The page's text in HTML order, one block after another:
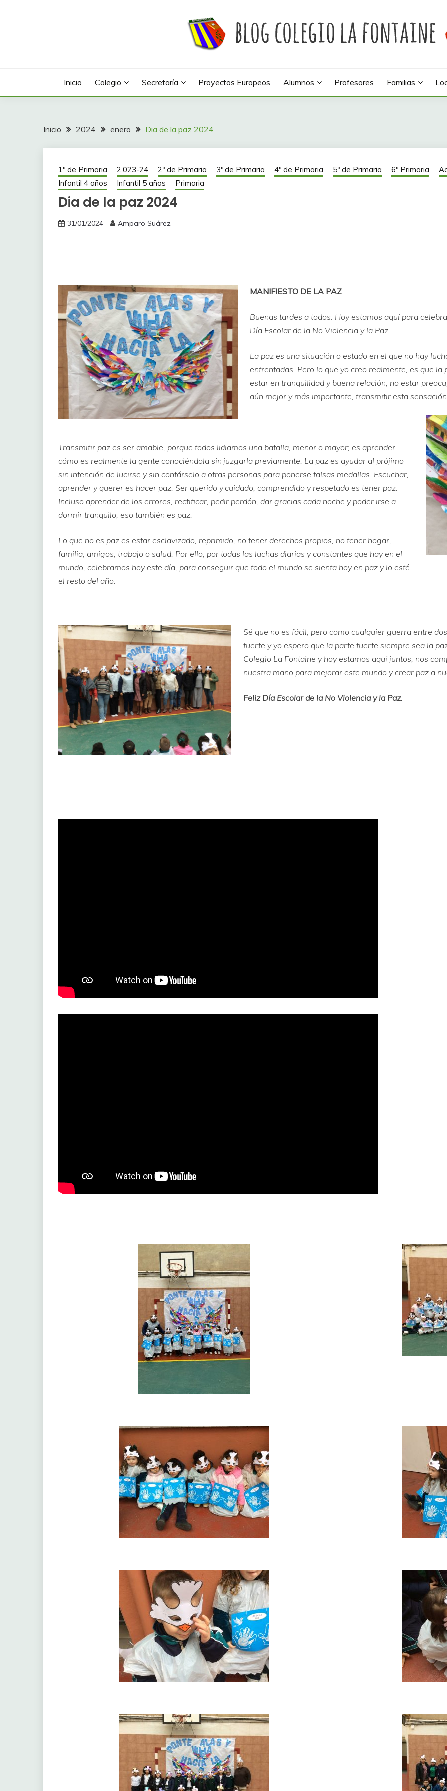
Inicio Colegio Secretaría Proyectos Europeos Alumnos Profesores Familias
Inicio 2024 enero Dia de la paz 2024
1º de Primaria 2.023-24 2º de Primaria 3º de Primaria 4º de Primaria 5º de Primaria 6º Primaria
Infantil 4 años
Infantil 5 años Primaria
Dia de la paz 2024
31/01/2024 Amparo Suárez
MANIFIESTO DE LA PAZ
Buenas tardes a todos. Hoy estamos aquí para
Día Escolar de la No Violencia y la Paz.
La paz es una situación o estado en el que no hay
enfrentadas. Pero lo que yo creo realmente, es que la
estar en tranquilidad y buena relación, no estar
aún mejor y más importante, transmitir esta
Transmitir paz es ser amable, porque todos lidiamos una batalla, menor o mayor; es aprender
cómo es realmente la gente conociéndola sin juzgarla previamente. La paz es ayudar al prójimo
sin intención de lucirse y sin contárselo a otras personas para ponerse falsas medallas. Escuchar,
aprender y querer es hacer paz. Ser querido y cuidado, comprendido y respetado es tener paz.
Incluso aprender de los errores, rectificar, pedir perdón, dar gracias cada noche y poder irse a
dormir tranquilo, eso también es paz.
Lo que no es paz es estar esclavizado, reprimido, no tener derechos propios, no tener hogar,
familia, amigos, trabajo o salud. Por ello, por todas las luchas diarias y constantes que hay en el
mundo, celebramos hoy este día, para conseguir que todo el mundo se sienta hoy en paz y lo esté
el resto del año.
Sé que no es fácil, pero como cualquier guerra entre
fuerte y yo espero que la parte fuerte siempre sea la
Colegio La Fontaine y hoy estamos aquí juntos, nos
nuestra mano para mejorar este mundo y crear paz a
Feliz Día Escolar de la No Violencia y la Paz.